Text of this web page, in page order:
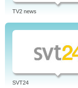
TV2 news
SVT24